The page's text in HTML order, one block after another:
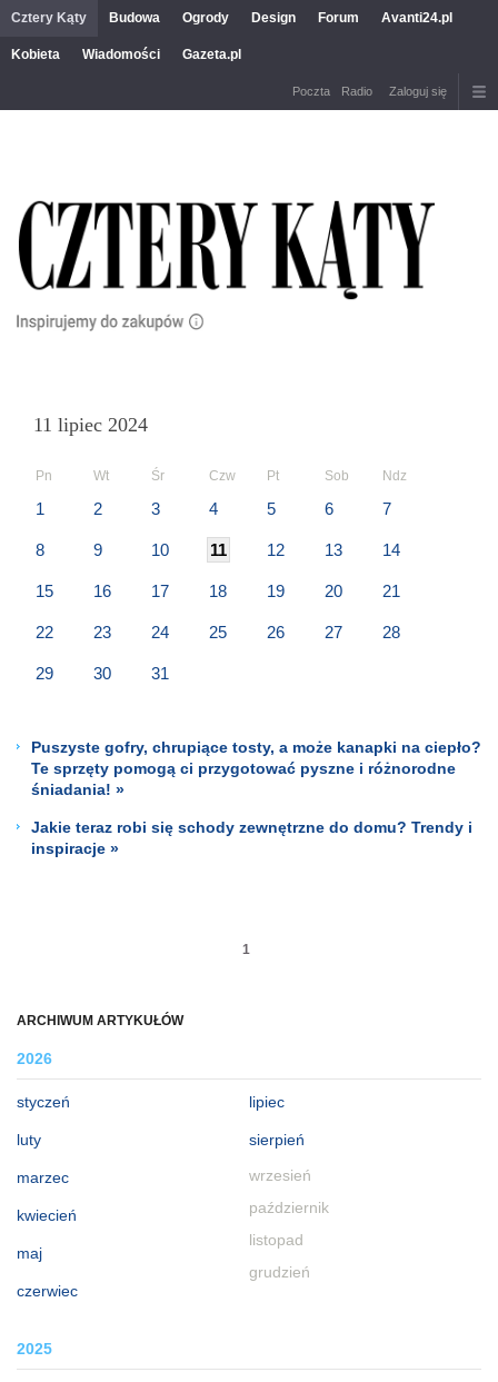
Cztery Kąty Budowa Ogrody Design Forum Avanti24.pl
Kobieta Wiadomości Gazeta.pl
Poczta Radio Zaloguj się
ARCHIWUM ARTYKUŁÓW
2026
styczeń
luty
marzec
kwiecień
maj
czerwiec
lipiec
sierpień
wrzesień
październik
listopad
grudzień
2025
11 lipiec 2024
Pn Wt Śr Czw Pt Sob Ndz
1 2 3 4 5 6 7
8 9 10 11 12 13 14
15 16 17 18 19 20 21
22 23 24 25 26 27 28
29 30 31
Puszyste gofry, chrupiące tosty, a może kanapki na ciepło?
Te sprzęty pomogą ci przygotować pyszne i różnorodne
śniadania! »
Jakie teraz robi się schody zewnętrzne do domu? Trendy i
inspiracje »
1